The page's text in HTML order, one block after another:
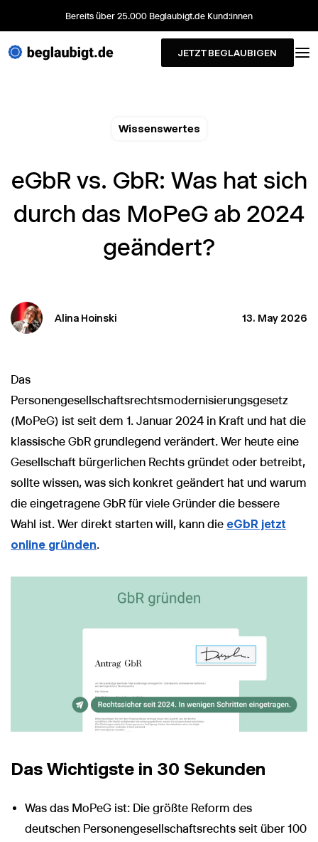
Bereits über 25.000 Beglaubigt.de Kund:innen
JETZT BEGLAUBIGEN
Wissenswertes
eGbR vs. GbR: Was hat sich
durch das MoPeG ab 2024
geändert?
Alina Hoinski 13. May 2026
Das
Personengesellschaftsrechtsmodernisierungsgesetz
(MoPeG) ist seit dem 1. Januar 2024 in Kraft und hat die
klassische GbR grundlegend verändert. Wer heute eine
Gesellschaft bürgerlichen Rechts gründet oder betreibt,
sollte wissen, was sich konkret geändert hat und warum
die eingetragene GbR für viele Gründer die bessere
Wahl ist. Wer direkt starten will, kann die eGbR jetzt
online gründen.
Das Wichtigste in 30 Sekunden
Was das MoPeG ist: Die größte Reform des
deutschen Personengesellschaftsrechts seit über 100